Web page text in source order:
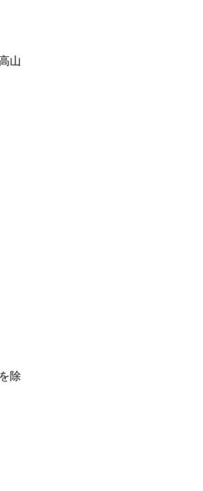
山
除